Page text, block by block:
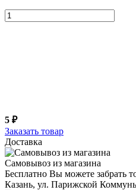
5 ₽
Заказать товар
Доставка
Самовывоз из магазина
Бесплатно Вы можете забрать
Казань, ул. Парижской